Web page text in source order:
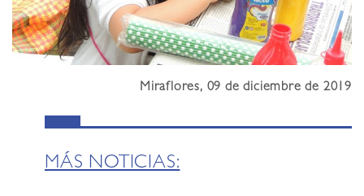
Miraflores, 09 de diciembre de 2019
MÁS NOTICIAS: